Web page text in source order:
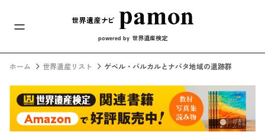
メインナビ
powered by 世界遺産検定
ホーム 世界遺産リスト ゲベル・バルカルとナパタ地域の遺跡群